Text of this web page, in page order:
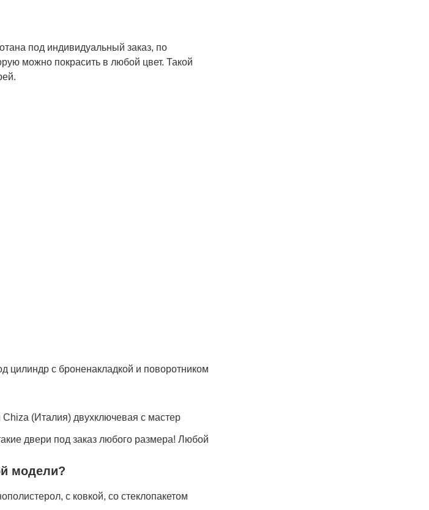
под индивидуальный заказ, по
можно покрасить в любой цвет. Такой
цилиндр с броненакладкой и поворотником
(Италия) двухключевая с мастер
двери под заказ любого размера! Любой
модели?
с ковкой, со стеклопакетом